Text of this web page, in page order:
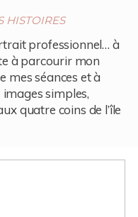
HISTOIRES
professionnel… à
à parcourir mon
mes séances et à
simples,
quatre coins de l’île